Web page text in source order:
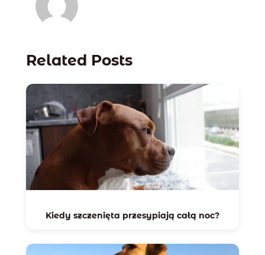
Related Posts
Kiedy szczenięta przesypiają całą noc?